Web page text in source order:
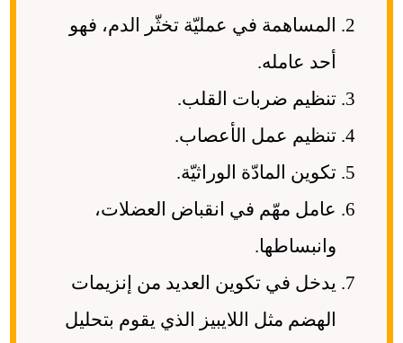
المساهمة في عمليّة تخثّر الدم، فهو
أحد عامله.
تنظيم ضربات القلب.
تنظيم عمل الأعصاب.
تكوين المادّة الوراثيّة.
عامل مهّم في انقباض العضلات،
وانبساطها.
يدخل في تكوين العديد من إنزيمات
الهضم مثل اللايبيز الذي يقوم بتحليل